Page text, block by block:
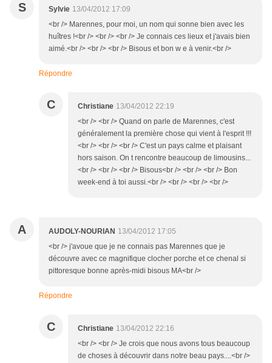
S Sylvie 13/04/2012 17:09
<br /> Marennes, pour moi, un nom qui sonne bien avec les
huîtres !<br /> <br /> <br /> Je connais ces lieux et j'avais bien
aimé.<br /> <br /> <br /> Bisous et bon w e à venir.<br />
Répondre
C Christiane 13/04/2012 22:19
<br /> <br /> Quand on parle de Marennes, c'est
généralement la première chose qui vient à l'esprit !!!
<br /> <br /> <br /> C'est un pays calme et plaisant
hors saison. On t rencontre beaucoup de limousins...
<br /> <br /> <br /> Bisous<br /> <br /> <br /> Bon
week-end à toi aussi.<br /> <br /> <br /> <br />
A AUDOLY-NOURIAN 13/04/2012 17:05
<br /> j'avoue que je ne connais pas Marennes que je
découvre avec ce magnifique clocher porche et ce chenal si
pittoresque bonne après-midi bisous MA<br />
Répondre
C Christiane 13/04/2012 22:16
<br /> <br /> Je crois que nous avons tous beaucoup
de choses à découvrir dans notre beau pays....<br />